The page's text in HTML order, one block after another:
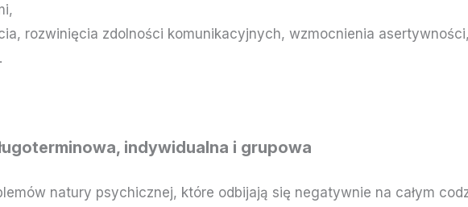
rozwinięcia zdolności komunikacyjnych, wzmocnienia asertywności,
indywidualna i grupowa
natury psychicznej, które odbijają się negatywnie na całym